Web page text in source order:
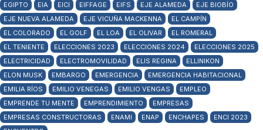
EGIPTO
EIA EICI EIFFAGE EIFS EJE ALAMEDA
EJE BIOBÍO
EJE NUEVA ALAMEDA
EJE VICUÑA MACKENNA
EL CAMPÍN
EL COLORADO
EL GOLF EL LOA EL OLIVAR
EL ROMERAL
EL TENIENTE
ELECCIONES 2023 ELECCIONES 2024
ELECCIONES 2025
ELECTRICIDAD
ELECTROMOVILIDAD ELIS REGINA
ELLINIKON
ELON MUSK
EMBARGO EMERGENCIA
EMERGENCIA HABITACIONAL
EMILIA RÍOS
EMILIO VENEGAS EMILIO VENGAS
EMPLEO
EMPRENDE TU MENTE
EMPRENDIMIENTO
EMPRESAS
EMPRESAS CONSTRUCTORAS
ENAMI ENAP ENCHAPES
ENCI 2023